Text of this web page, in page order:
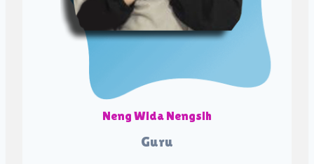
Neng Wida Nengsih
Guru